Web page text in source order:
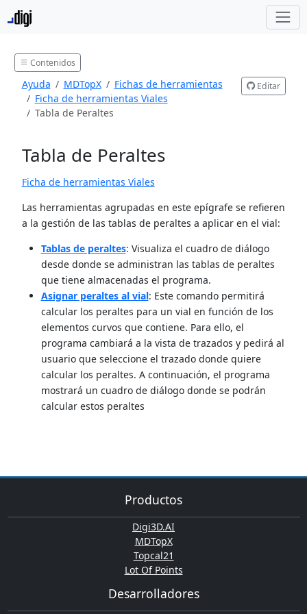
Contenidos
Ayuda MDTopX
Fichas de herramientas
Ficha de herramientas Viales
Tabla de Peraltes
Editar
Tabla de Peraltes
Ficha de herramientas Viales
Las herramientas agrupadas en este epígrafe se refieren
a la gestión de las tablas de peraltes a aplicar en el vial:
Tablas de peraltes: Visualiza el cuadro de diálogo
desde donde se administran las tablas de peraltes
que tiene almacenadas el programa.
Asignar peraltes al vial: Este comando permitirá
calcular los peraltes para un vial en función de los
elementos curvos que contiene. Para ello, el
programa cambiará a la vista de trazados y pedirá al
usuario que seleccione el trazado donde quiere
calcular los peraltes. A continuación, el programa
mostrará un cuadro de diálogo donde se podrán
calcular estos peraltes
Productos
Digi3D.AI
MDTopX
Topcal21
Lot Of Points
Desarrolladores